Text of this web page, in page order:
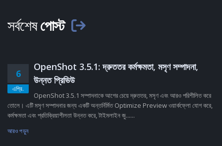
সর্বশেষপোস্ট
6
এপ্রি.
OpenShot 3.5.1: দ্রুততর কর্মক্ষমতা, মসৃণ সম্পাদনা,
উন্নত প্রিভিউ
OpenShot 3.5.1 সম্পাদনাকে আগের চেয়ে দ্রুততর, মসৃণ এবং আরও পরিশীলিত করে
তোলে। এটি মসৃণ সম্পাদনার জন্য একটি অন্তর্নির্মিত Optimize Preview ওয়ার্কফ্লো যোগ করে,
কর্মক্ষমতা এবং প্রতিক্রিয়াশীলতা উন্নত করে, টাইমলাইন জু......
আরও পড়ুন